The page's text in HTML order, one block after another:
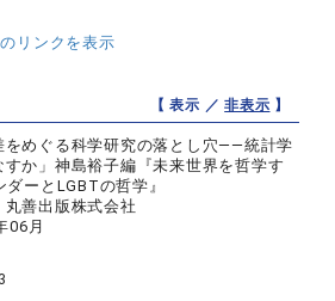
リンクを表示
【 表示 ／非表示 】
をめぐる科学研究の落とし穴――統計学
か」神島裕子編『未来世界を哲学す
ーとLGBTの哲学』
丸善出版株式会社
06月